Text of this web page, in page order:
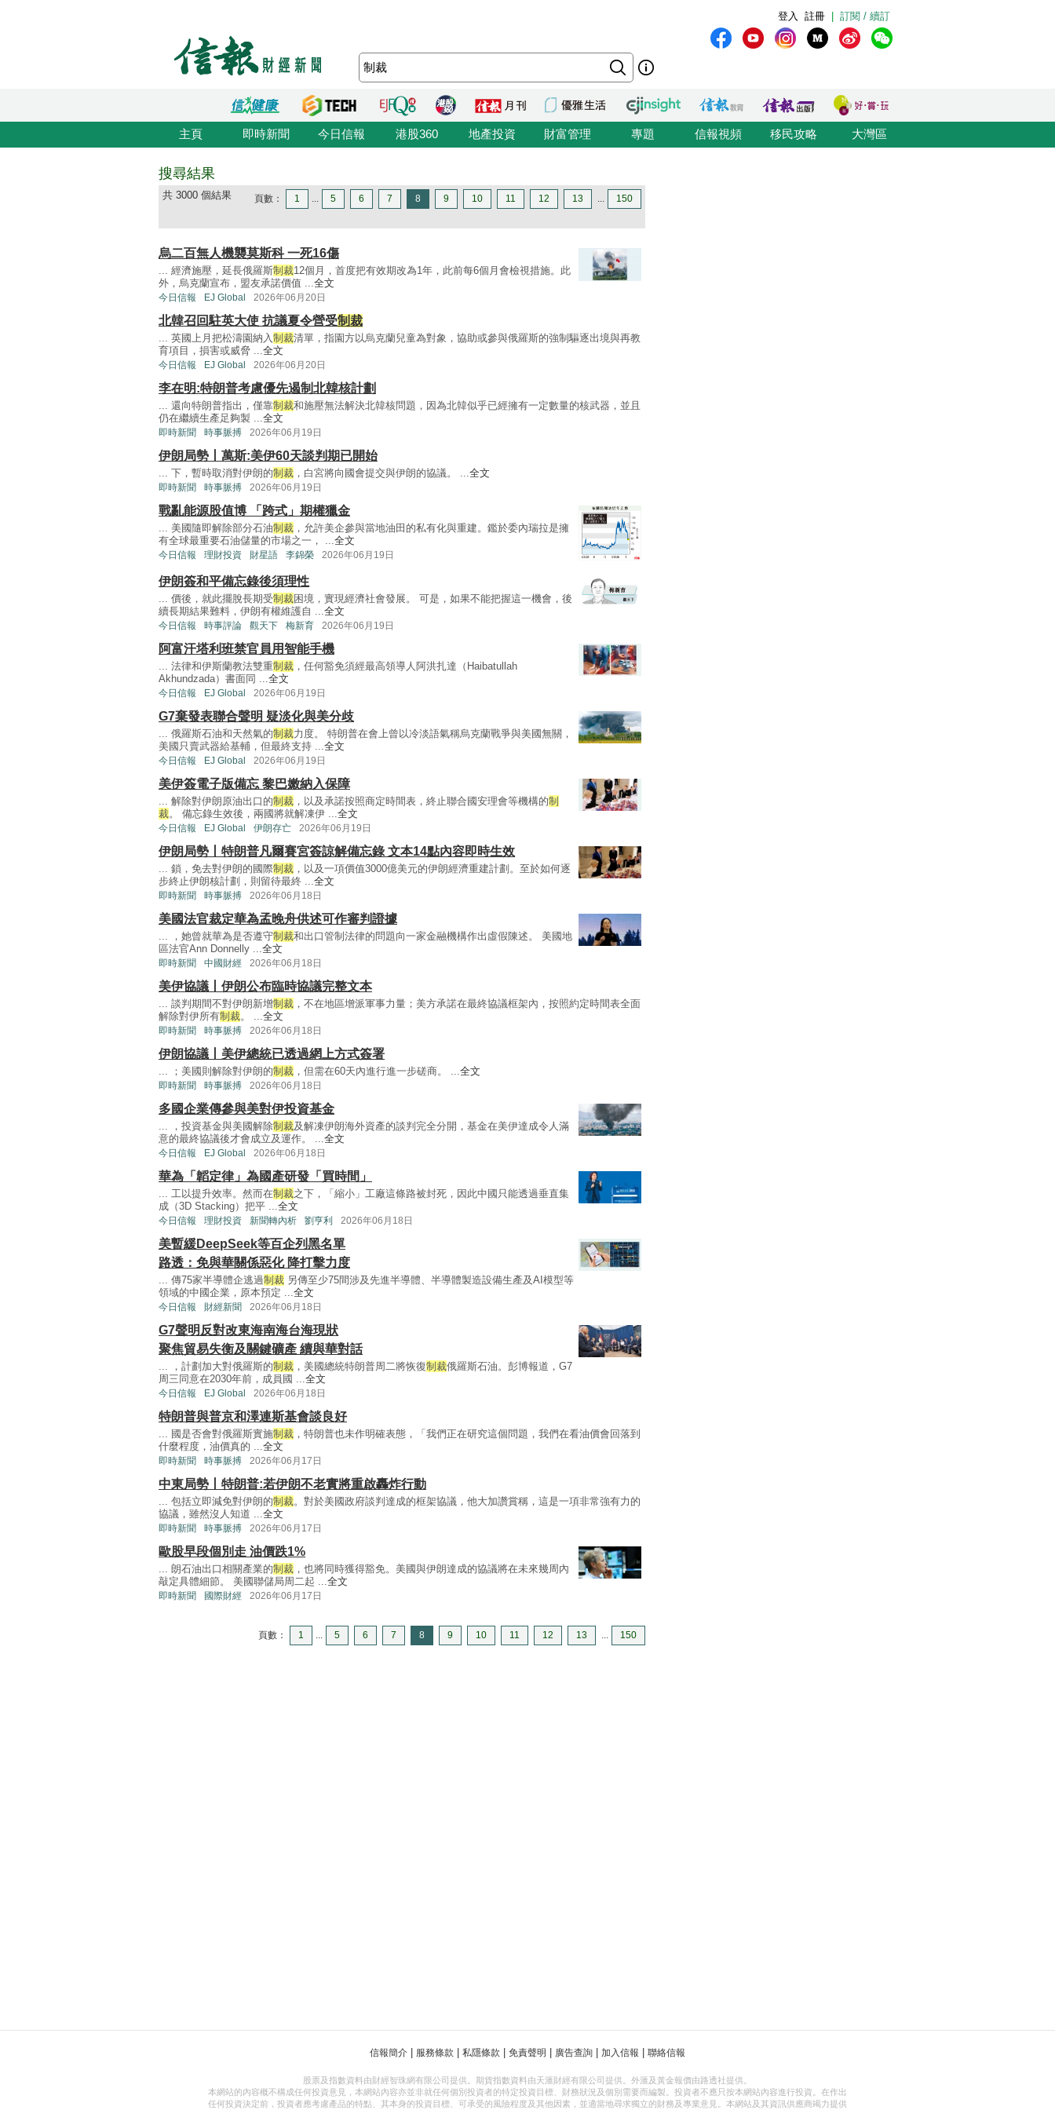
訂閱 / 續訂
註冊
登入
主頁 即時新聞 今日信報 港股360 地產投資 財富管理 專題 信報視頻 移民攻略 大灣區
搜尋結果
共 3000 個結果 頁數： 1 ... 5 6 7 8 9 10 11 12 13 ... 150
烏二百無人機襲莫斯科 一死16傷
... 經濟施壓，延長俄羅斯制裁12個月，首度把有效期改為1年，此前每6個月會檢視措施。此
外，烏克蘭宣布，盟友承諾價值 ...全文
今日信報 EJ Global 2026年06月20日
北韓召回駐英大使 抗議夏令營受制裁
... 英國上月把松濤園納入制裁清單，指園方以烏克蘭兒童為對象，協助或參與俄羅斯的強制驅逐出境與再教
育項目，損害或威脅 ...全文
今日信報 EJ Global 2026年06月20日
李在明:特朗普考慮優先遏制北韓核計劃
... 還向特朗普指出，僅靠制裁和施壓無法解決北韓核問題，因為北韓似乎已經擁有一定數量的核武器，並且
仍在繼續生產足夠製 ...全文
即時新聞 時事脈搏 2026年06月19日
伊朗局勢丨萬斯:美伊60天談判期已開始
... 下，暫時取消對伊朗的制裁 ，白宮將向國會提交與伊朗的協議。 ...全文
即時新聞 時事脈搏 2026年06月19日
戰亂能源股值博 「跨式」期權獵金
... 美國隨即解除部分石油制裁 ，允許美企參與當地油田的私有化與重建。鑑於委內瑞拉是擁
有全球最重要石油儲量的市場之一， ...全文
今日信報 理財投資 財星語 李錦榮 2026年06月19日
伊朗簽和平備忘錄後須理性
... 價後，就此擺脫長期受制裁困境，實現經濟社會發展。 可是，如果不能把握這一機會，後
續長期結果難料，伊朗有權維護自 ... 全文
今日信報 時事評論 觀天下 梅新育 2026年06月19日
阿富汗塔利班禁官員用智能手機
... 法律和伊斯蘭教法雙重制裁 ，任何豁免須經最高領導人阿洪扎達（Haibatullah
Akhundzada）書面同 ... 全文
今日信報 EJ Global 2026年06月19日
G7棄發表聯合聲明 疑淡化與美分歧
... 俄羅斯石油和天然氣的制裁力度。 特朗普在會上曾以冷淡語氣稱烏克蘭戰爭與美國無關，
美國只賣武器給基輔，但最終支持 ... 全文
今日信報 EJ Global 2026年06月19日
美伊簽電子版備忘 黎巴嫩納入保障
... 解除對伊朗原油出口的制裁 ，以及承諾按照商定時間表，終止聯合國安理會等機構的制
裁。 備忘錄生效後，兩國將就解凍伊 ... 全文
今日信報 EJ Global 伊朗存亡 2026年06月19日
伊朗局勢丨特朗普凡爾賽宮簽諒解備忘錄 文本14點內容即時生效
... 鎖，免去對伊朗的國際制裁 ，以及一項價值3000億美元的伊朗經濟重建計劃。至於如何逐
步終止伊朗核計劃，則留待最終 ... 全文
即時新聞 時事脈搏 2026年06月18日
美國法官裁定華為孟晚舟供述可作審判證據
... ，她曾就華為是否遵守制裁和出口管制法律的問題向一家金融機構作出虛假陳述。 美國地
區法官Ann Donnelly ... 全文
即時新聞 中國財經 2026年06月18日
美伊協議丨伊朗公布臨時協議完整文本
... 談判期間不對伊朗新增制裁 ，不在地區增派軍事力量；美方承諾在最終協議框架內，按照約定時間表全面
解除對伊所有制裁。 ... 全文
即時新聞 時事脈搏 2026年06月18日
伊朗協議丨美伊總統已透過網上方式簽署
... ；美國則解除對伊朗的制裁 ，但需在60天內進行進一步磋商。 ... 全文
即時新聞 時事脈搏 2026年06月18日
多國企業傳參與美對伊投資基金
... ，投資基金與美國解除制裁及解凍伊朗海外資產的談判完全分開，基金在美伊達成令人滿
意的最終協議後才會成立及運作。 ... 全文
今日信報 EJ Global 2026年06月18日
華為「韜定律」為國產研發「買時間」
... 工以提升效率。然而在制裁之下，「縮小」工廠這條路被封死，因此中國只能透過垂直集
成（3D Stacking）把平 ... 全文
今日信報 理財投資 新聞轉內析 劉亨利 2026年06月18日
美暫緩DeepSeek等百企列黑名單
路透：免與華關係惡化 降打擊力度
... 傳75家半導體企逃過制裁 另傳至少75間涉及先進半導體、半導體製造設備生產及AI模型等
領域的中國企業，原本預定 ... 全文
今日信報 財經新聞 2026年06月18日
G7聲明反對改東海南海台海現狀
聚焦貿易失衡及關鍵礦產 續與華對話
... ，計劃加大對俄羅斯的制裁 ，美國總統特朗普周二將恢復制裁俄羅斯石油。彭博報道，G7
周三同意在2030年前，成員國 ... 全文
今日信報 EJ Global 2026年06月18日
特朗普與普京和澤連斯基會談良好
... 國是否會對俄羅斯實施制裁 ，特朗普也未作明確表態，「我們正在研究這個問題，我們在看油價會回落到
什麼程度，油價真的 ... 全文
即時新聞 時事脈搏 2026年06月17日
中東局勢丨特朗普:若伊朗不老實將重啟轟炸行動
... 包括立即減免對伊朗的制裁。對於美國政府談判達成的框架協議，他大加讚賞稱，這是一項非常強有力的
協議，雖然沒人知道 ... 全文
即時新聞 時事脈搏 2026年06月17日
歐股早段個別走 油價跌1%
... 朗石油出口相關產業的制裁 ，也將同時獲得豁免。美國與伊朗達成的協議將在未來幾周內
敲定具體細節。 美國聯儲局周二起 ... 全文
即時新聞 國際財經 2026年06月17日
頁數： 1 5 6 7 8 9 10 11 12 13 150
信報簡介 服務條款 私隱條款 免責聲明 廣告查詢 加入信報 聯絡信報
股票及指數資料由財經智珠網有限公司提供。期貨指數資料由天滙財經有限公司提供。外滙及黃金報價由路透社提供。
本網站的內容概不構成任何投資意見，本網站內容亦並非就任何個別投資者的特定投資目標、財務狀況及個別需要而編製。投資者不應只按本網站內容進行投資。在作出
任何投資決定前，投資者應考慮產品的特點、其本身的投資目標、可承受的風險程度及其他因素，並適當地尋求獨立的財務及專業意見。本網站及其資訊供應商竭力提供